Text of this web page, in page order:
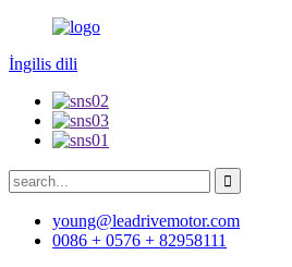
İngilis dili
young@leadrivemotor.com
0086 + 0576 + 82958111